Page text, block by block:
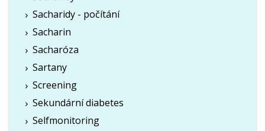
Sacharidy - počítání
Sacharin
Sacharóza
Sartany
Screening
Sekundární diabetes
Selfmonitoring